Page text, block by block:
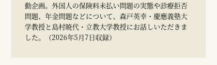
動企画。外国人の保険料未払い問題の実態や診療拒否
問題、年金問題などについて、森戸英幸・慶應義塾大
学教授と島村暁代・立教大学教授にお話しいただきま
した。（2026年5月7日収録）